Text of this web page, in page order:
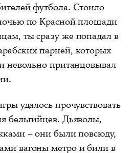
футбола. Стоило
по Красной площади
ты сразу же попадал в
парней, которых
невольно пританцовывал
удалось прочувствовать
бельгийцев. Дьяволы,
– они были повсюду,
вагоны метро и били в